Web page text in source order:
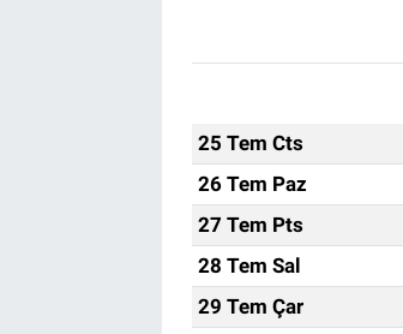
25 Tem Cts
26 Tem Paz
27 Tem Pts
28 Tem Sal
29 Tem Çar